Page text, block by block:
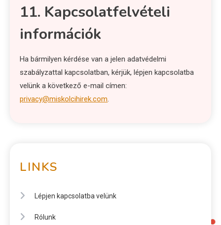
11. Kapcsolatfelvételi
információk
Ha bármilyen kérdése van a jelen adatvédelmi
szabályzattal kapcsolatban, kérjük, lépjen kapcsolatba
velünk a következő e-mail címen:
privacy@miskolcihirek.com.
LINKS
Lépjen kapcsolatba velünk
Rólunk